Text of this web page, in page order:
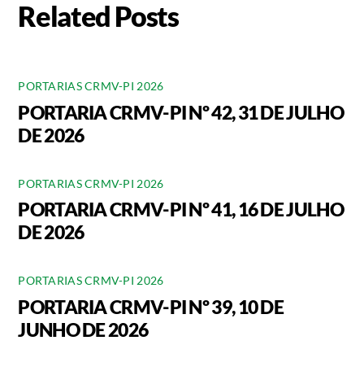
Related Posts
PORTARIAS CRMV-PI 2026
PORTARIA CRMV-PI Nº 42, 31 DE JULHO
DE 2026
PORTARIAS CRMV-PI 2026
PORTARIA CRMV-PI Nº 41, 16 DE JULHO
DE 2026
PORTARIAS CRMV-PI 2026
PORTARIA CRMV-PI Nº 39, 10 DE
JUNHO DE 2026